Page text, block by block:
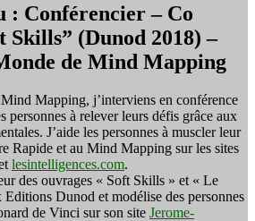
: Conférencier – Co
Skills” (Dunod 2018) –
de Mind Mapping
Mapping, j’interviens en conférence
personnes à relever leurs défis grâce aux
J’aide les personnes à muscler leur
Rapide et au Mind Mapping sur les sites
lesintelligences.com.
des ouvrages « Soft Skills » et « Le
Dunod et modélise des personnes
de Vinci sur son site Jerome-